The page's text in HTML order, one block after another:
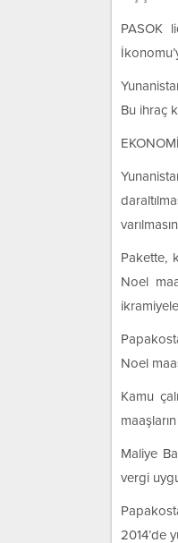
PASOK
Bu ihraç
Pakette,
Noel
Noel
Kamu
Maliye
vergi
2014’de